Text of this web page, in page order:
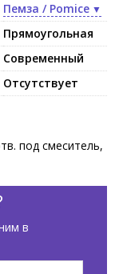
Пемза / Pomice
Прямоугольная
Современный
Отсутствует
под смеситель,
в